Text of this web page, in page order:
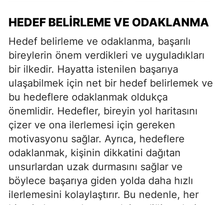
HEDEF BELIRLEME VE ODAKLANMA
Hedef belirleme ve odaklanma, başarılı
bireylerin önem verdikleri ve uyguladıkları
bir ilkedir. Hayatta istenilen başarıya
ulaşabilmek için net bir hedef belirlemek ve
bu hedeflere odaklanmak oldukça
önemlidir. Hedefler, bireyin yol haritasını
çizer ve ona ilerlemesi için gereken
motivasyonu sağlar. Ayrıca, hedeflere
odaklanmak, kişinin dikkatini dağıtan
unsurlardan uzak durmasını sağlar ve
böylece başarıya giden yolda daha hızlı
ilerlemesini kolaylaştırır. Bu nedenle, her